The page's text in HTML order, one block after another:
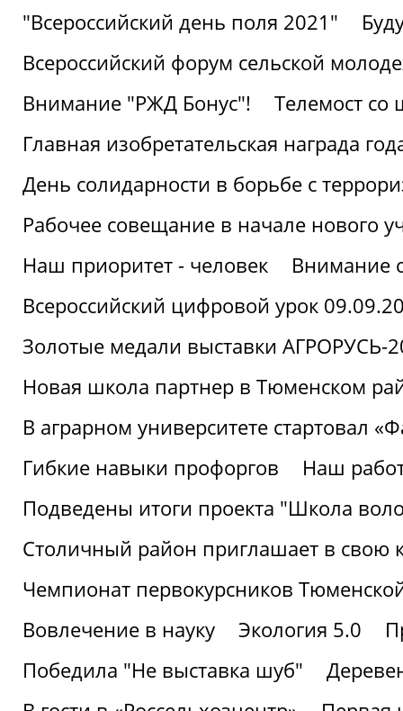
"Всероссийский день поля 2021"
Всероссийский форум сельской
Внимание "РЖД Бонус"!
Телемост
Главная изобретательская награда
День солидарности в борьбе с
Рабочее совещание в начале нового
Наш приоритет - человек
Внимание
Всероссийский цифровой урок
Золотые медали выставки АГРОРУСЬ-
Новая школа партнер в Тюменском
В аграрном университете стартовал
Гибкие навыки профоргов
Наш
Подведены итоги проекта "Школа
Столичный район приглашает в свою
Чемпионат первокурсников
Вовлечение в науку
Экология 5.0
Победила "Не выставка шуб"